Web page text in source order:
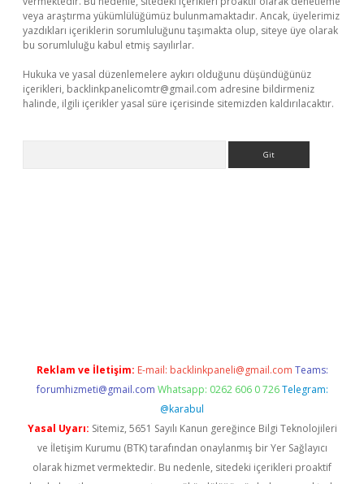
veya araştırma yükümlülüğümüz bulunmamaktadır. Ancak, üyelerimiz
yazdıkları içeriklerin sorumluluğunu taşımakta olup, siteye üye olarak
bu sorumluluğu kabul etmiş sayılırlar.
Hukuka ve yasal düzenlemelere aykırı olduğunu düşündüğünüz
içerikleri, backlinkpanelicomtr@gmail.com adresine bildirmeniz
halinde, ilgili içerikler yasal süre içerisinde sitemizden kaldırılacaktır.
Reklam ve İletişim: E-mail: backlinkpaneli@gmail.com Teams:
forumhizmeti@gmail.com Whatsapp: 0262 606 0 726 Telegram:
@karabul
Yasal Uyarı: Sitemiz, 5651 Sayılı Kanun gereğince Bilgi Teknolojileri
ve İletişim Kurumu (BTK) tarafından onaylanmış bir Yer Sağlayıcı
olarak hizmet vermektedir. Bu nedenle, sitedeki içerikleri proaktif